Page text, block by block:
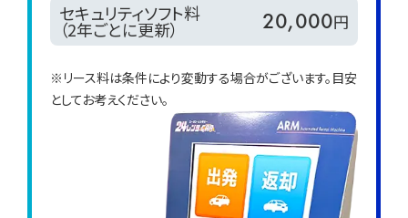
セキュリティソフト料
（2年ごとに更新） 20,000円
※リース料は条件により変動する場合がございます。目安
としてお考えください。